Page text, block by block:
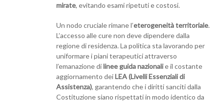
mirate, evitando esami ripetuti e costosi.
Un nodo cruciale rimane l’eterogeneità territoriale.
L’accesso alle cure non deve dipendere dalla
regione di residenza. La politica sta lavorando per
uniformare i piani terapeutici attraverso
l’emanazione dilinee guida nazionalie il costante
aggiornamento deiLEA (Livelli Essenziali di
Assistenza), garantendo che i diritti sanciti dalla
Costituzione siano rispettati in modo identico da